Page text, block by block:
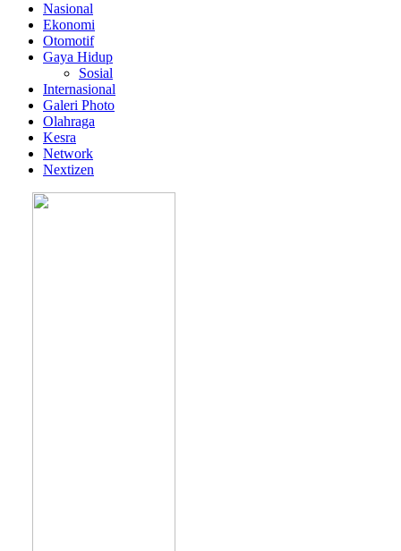
Nasional
Ekonomi
Otomotif
Gaya Hidup
Sosial
Internasional
Galeri Photo
Olahraga
Kesra
Network
Nextizen